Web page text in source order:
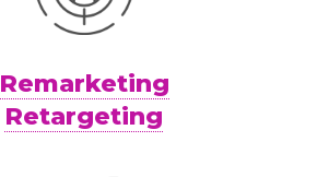
Remarketing
Retargeting